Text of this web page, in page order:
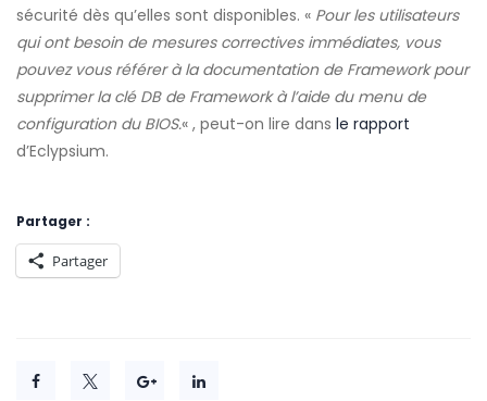
sécurité dès qu’elles sont disponibles. « Pour les utilisateurs
qui ont besoin de mesures correctives immédiates, vous
pouvez vous référer à la documentation de Framework pour
supprimer la clé DB de Framework à l’aide du menu de
configuration du BIOS.« , peut-on lire dans le rapport
d’Eclypsium.
Partager :
Partager